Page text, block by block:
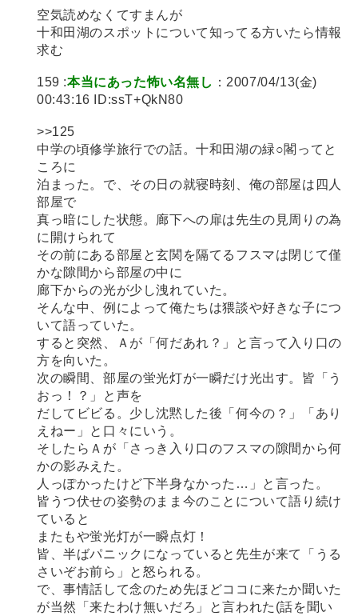
空気読めなくてすまんが
十和田湖のスポットについて知ってる方いたら情報
求む
159 :本当にあった怖い名無し ：2007/04/13(金)
00:43:16 ID:ssT+QkN80
>>125
中学の頃修学旅行での話。十和田湖の緑○閣ってと
ころに
泊まった。で、その日の就寝時刻、俺の部屋は四人
部屋で
真っ暗にした状態。廊下への扉は先生の見周りの為
に開けられて
その前にある部屋と玄関を隔てるフスマは閉じて僅
かな隙間から部屋の中に
廊下からの光が少し洩れていた。
そんな中、例によって俺たちは猥談や好きな子につ
いて語っていた。
すると突然、Ａが「何だあれ？」と言って入り口の
方を向いた。
次の瞬間、部屋の蛍光灯が一瞬だけ光出す。皆「う
おっ！？」と声を
だしてビビる。少し沈黙した後「何今の？」「あり
えねー」と口々にいう。
そしたらＡが「さっき入り口のフスマの隙間から何
かの影みえた。
人っぽかったけど下半身なかった…」と言った。
皆うつ伏せの姿勢のまま今のことについて語り続け
ていると
またもや蛍光灯が一瞬点灯！
皆、半ばパニックになっていると先生が来て「うる
さいぞお前ら」と怒られる。
で、事情話して念のため先ほどココに来たか聞いた
が当然「来たわけ無いだろ」と言われた(話を聞い